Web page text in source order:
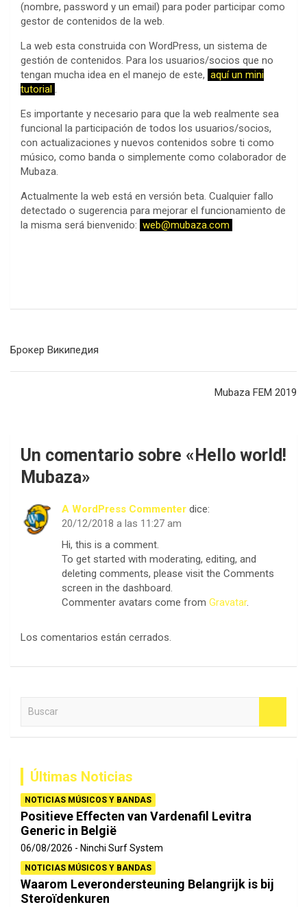
(nombre, password y un email) para poder participar como
gestor de contenidos de la web.
La web esta construida con WordPress, un sistema de
gestión de contenidos. Para los usuarios/socios que no
tengan mucha idea en el manejo de este, aquí un mini
tutorial .
Es importante y necesario para que la web realmente sea
funcional la participación de todos los usuarios/socios,
con actualizaciones y nuevos contenidos sobre ti como
músico, como banda o simplemente como colaborador de
Mubaza.
Actualmente la web está en versión beta. Cualquier fallo
detectado o sugerencia para mejorar el funcionamiento de
la misma será bienvenido: web@mubaza.com
de
Брокер Википедия
Mubaza FEM 2019
Un comentario sobre « Hello world!
Mubaza»
A WordPress Commenter dice:
20/12/2018 a las 11:27 am
Hi, this is a comment.
To get started with moderating, editing, and
deleting comments, please visit the Comments
screen in the dashboard.
Commenter avatars come from Gravatar.
Los comentarios están cerrados.
Últimas Noticias
NOTICIAS MÚSICOS Y BANDAS
Positieve Effecten van Vardenafil Levitra
Generic in België
06/08/2026 Ninchi Surf System
NOTICIAS MÚSICOS Y BANDAS
Waarom Leverondersteuning Belangrijk is bij
Steroïdenkuren